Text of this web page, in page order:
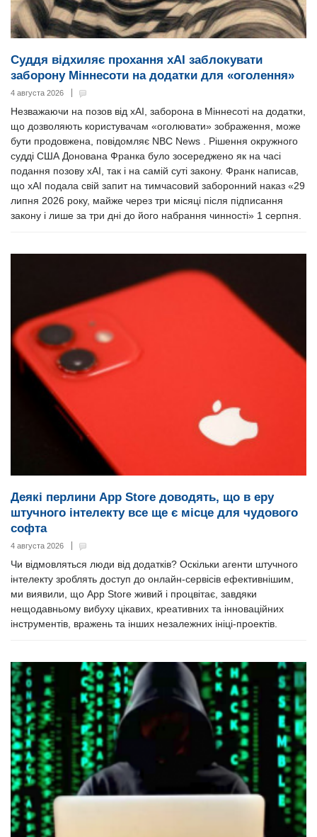
Суддя відхиляє прохання xAI заблокувати
заборону Міннесоти на додатки для «оголення»
4 августа 2026
Незважаючи на позов від xAI, заборона в Міннесоті на додатки,
що дозволяють користувачам «оголювати» зображення, може
бути продовжена, повідомляє NBC News . Рішення окружного
судді США Донована Франка було зосереджено як на часі
подання позову xAI, так і на самій суті закону. Франк написав,
що xAI подала свій запит на тимчасовий заборонний наказ «29
липня 2026 року, майже через три місяці після підписання
закону і лише за три дні до його набрання чинності» 1 серпня.
Деякі перлини App Store доводять, що в еру
штучного інтелекту все ще є місце для чудового
софта
4 августа 2026
Чи відмовляться люди від додатків? Оскільки агенти штучного
інтелекту зроблять доступ до онлайн-сервісів ефективнішим,
ми виявили, що App Store живий і процвітає, завдяки
нещодавньому вибуху цікавих, креативних та інноваційних
інструментів, вражень та інших незалежних ініці-проектів.